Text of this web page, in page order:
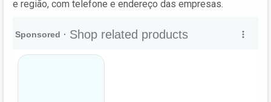
e região, com telefone e endereço das empresas.